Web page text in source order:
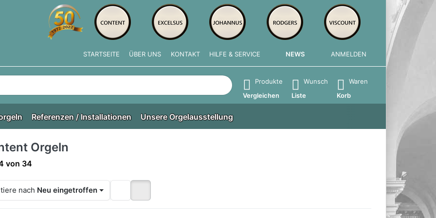
STARTSEITE ÜBER UNS KONTAKT HILFE & SERVICE NEWS ANMELDEN
tippen, erscheinen automatisch erste Ergebnisse. Drücken Sie die Eingabetaste, um alle Ergebnisse aufzurufen.
Produkte
Vergleichen
Wunsch
Liste
Waren
Korb
Referenzen / Installationen Unsere Orgelausstellung
Orgeln
von 34
nach Neu eingetroffen